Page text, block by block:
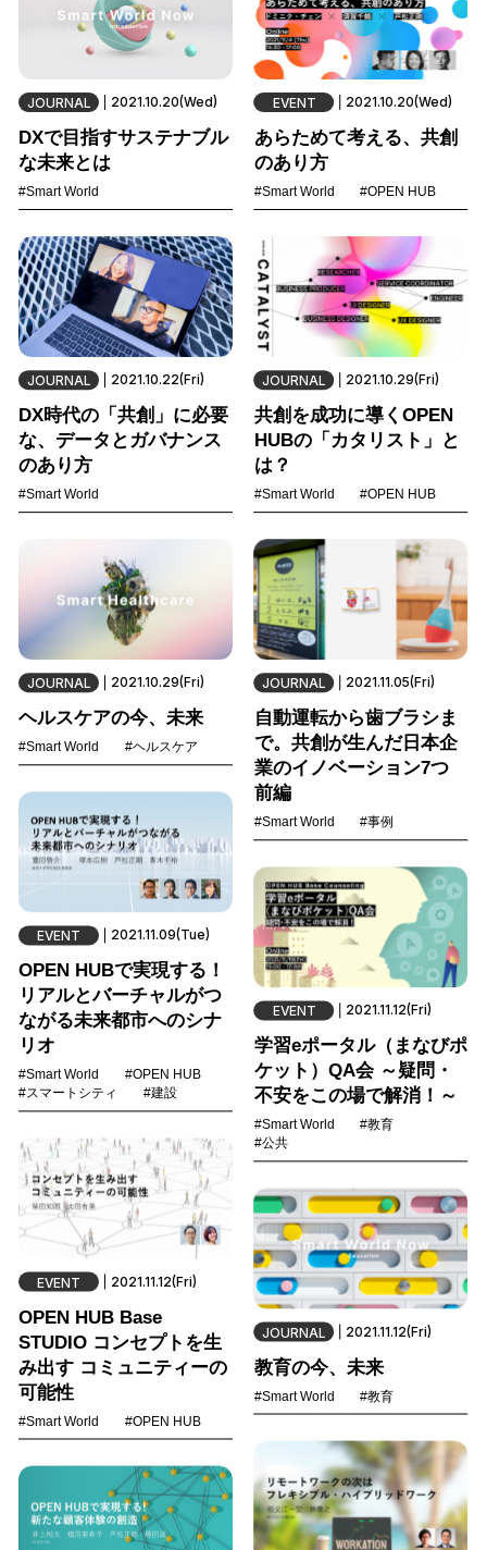
JOURNAL 2021.10.20(Wed)
DXで目指すサステナブル
な未来とは
#Smart World
EVENT 2021.10.20(Wed)
あらためて考える、共創
のあり方
#Smart World #OPEN HUB
JOURNAL 2021.10.22(Fri)
DX時代の「共創」に必要
な、データとガバナンス
のあり方
#Smart World
JOURNAL 2021.10.29(Fri)
共創を成功に導くOPEN
HUBの「カタリスト」と
は？
#Smart World #OPEN HUB
JOURNAL 2021.10.29(Fri)
ヘルスケアの今、未来
#Smart World #ヘルスケア
JOURNAL 2021.11.05(Fri)
自動運転から歯ブラシま
で。共創が生んだ日本企
業のイノベーション7つ
前編
#Smart World #事例
EVENT 2021.11.09(Tue)
OPEN HUBで実現する！
リアルとバーチャルがつ
ながる未来都市へのシナ
リオ
#Smart World
#OPEN HUB
#スマートシティ
#建設
EVENT 2021.11.12(Fri)
学習eポータル（まなびポ
ケット）QA会 ～疑問・
不安をこの場で解消！～
#Smart World
#教育
#公共
EVENT 2021.11.12(Fri)
OPEN HUB Base
STUDIO コンセプトを生
み出す コミュニティーの
可能性
#Smart World #OPEN HUB
JOURNAL 2021.11.12(Fri)
教育の今、未来
#Smart World #教育